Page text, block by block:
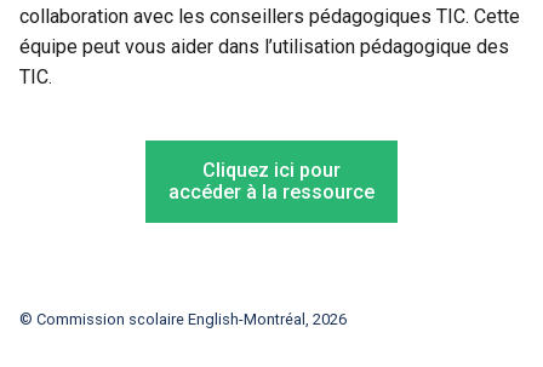
collaboration avec les conseillers pédagogiques TIC. Cette
équipe peut vous aider dans l’utilisation pédagogique des
TIC.
Cliquez ici pour
accéder à la ressource
© Commission scolaire English-Montréal, 2026